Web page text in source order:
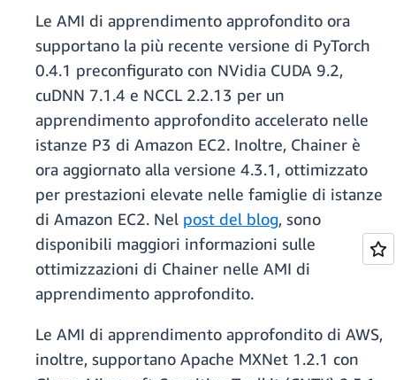
Le AMI di apprendimento approfondito ora
supportano la più recente versione di PyTorch
0.4.1 preconfigurato con NVidia CUDA 9.2,
cuDNN 7.1.4 e NCCL 2.2.13 per un
apprendimento approfondito accelerato nelle
istanze P3 di Amazon EC2. Inoltre, Chainer è
ora aggiornato alla versione 4.3.1, ottimizzato
per prestazioni elevate nelle famiglie di istanze
di Amazon EC2. Nel post del blog, sono
disponibili maggiori informazioni sulle
ottimizzazioni di Chainer nelle AMI di
apprendimento approfondito.
Le AMI di apprendimento approfondito di AWS,
inoltre, supportano Apache MXNet 1.2.1 con